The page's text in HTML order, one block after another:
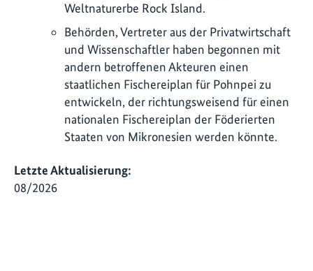
Weltnaturerbe Rock Island.
Behörden, Vertreter aus der Privatwirtschaft
und Wissenschaftler haben begonnen mit
andern betroffenen Akteuren einen
staatlichen Fischereiplan für Pohnpei zu
entwickeln, der richtungsweisend für einen
nationalen Fischereiplan der Föderierten
Staaten von Mikronesien werden könnte.
Letzte Aktualisierung:
08/2026